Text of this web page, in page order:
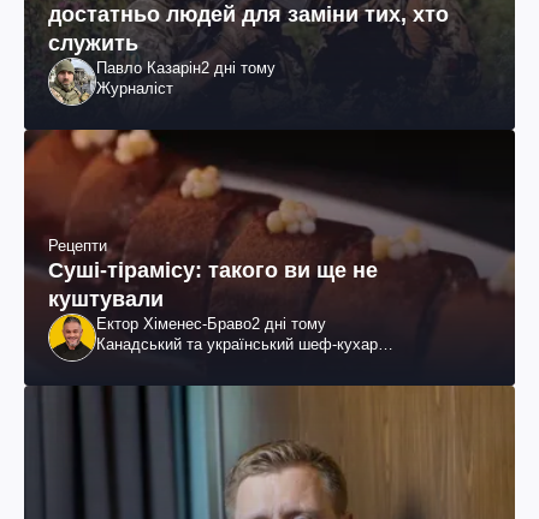
достатньо людей для заміни тих, хто
служить
Павло Казарін2 дні тому
Журналіст
Рецепти
Суші-тірамісу: такого ви ще не
куштували
Ектор Хіменес-Браво2 дні тому
Канадський та український шеф-кухар